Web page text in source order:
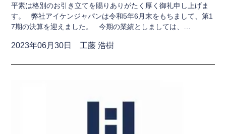
平素は格別のお引き立てを賜りありがたく厚く御礼申し上げま
す。 弊社アイケンジャパンは令和5年6月末をもちまして、第1
7期の決算を迎えました。 今期の業績としましては、…
2023年06月30日 工藤 浩樹